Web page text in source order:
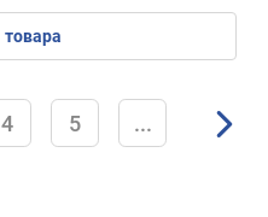
товара
4 5 ...